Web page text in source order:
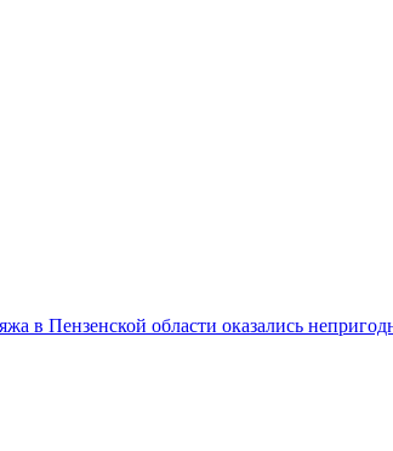
в Пензенской области оказались